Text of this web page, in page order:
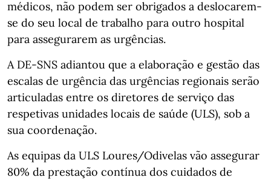
médicos, não podem ser obrigados a deslocarem-
se do seu local de trabalho para outro hospital
para assegurarem as urgências.
A DE-SNS adiantou que a elaboração e gestão das
escalas de urgência das urgências regionais serão
articuladas entre os diretores de serviço das
respetivas unidades locais de saúde (ULS), sob a
sua coordenação.
As equipas da ULS Loures/Odivelas vão assegurar
80% da prestação contínua dos cuidados de